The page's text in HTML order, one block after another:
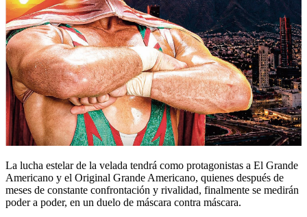
La lucha estelar de la velada tendrá como protagonistas a El Grande
Americano y el Original Grande Americano, quienes después de
meses de constante confrontación y rivalidad, finalmente se medirán
poder a poder, en un duelo de máscara contra máscara.